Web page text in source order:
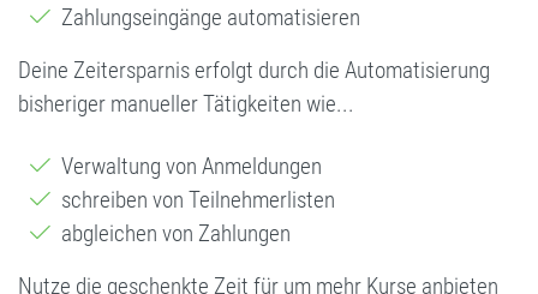
Zahlungseingänge automatisieren
Deine Zeitersparnis erfolgt durch die Automatisierung
bisheriger manueller Tätigkeiten wie...
Verwaltung von Anmeldungen
schreiben von Teilnehmerlisten
abgleichen von Zahlungen
Nutze die geschenkte Zeit für um mehr Kurse anbieten